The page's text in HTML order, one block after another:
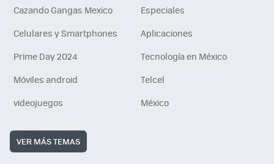
Cazando Gangas Mexico
Especiales
Celulares y Smartphones
Aplicaciones
Prime Day 2024
Tecnología en México
Móviles android
Telcel
videojuegos
México
VER MÁS TEMAS